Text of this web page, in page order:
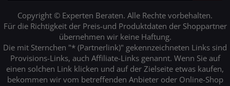
Copyright © Experten Beraten. Alle Rechte vorbehalten.
Für die Richtigkeit der Preis-und Produktdaten der Shoppartner
übernehmen wir keine Haftung.
Die mit Sternchen "* (Partnerlink)" gekennzeichneten Links sind
Provisions-Links, auch Affiliate-Links genannt. Wenn Sie auf
einen solchen Link klicken und auf der Zielseite etwas kaufen,
bekommen wir vom betreffenden Anbieter oder Online-Shop